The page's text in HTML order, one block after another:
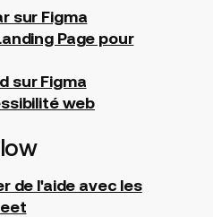
sur Figma
Page pour
sur Figma
web
de l'aide avec les